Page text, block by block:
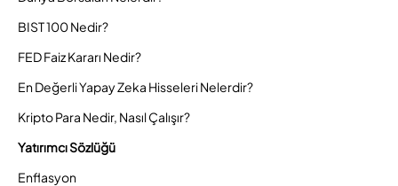
BIST 100 Nedir?
FED Faiz Kararı Nedir?
En Değerli Yapay Zeka Hisseleri Nelerdir?
Kripto Para Nedir, Nasıl Çalışır?
Yatırımcı Sözlüğü
Enflasyon